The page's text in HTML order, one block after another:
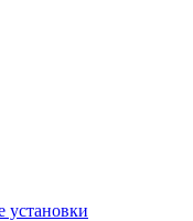
установки